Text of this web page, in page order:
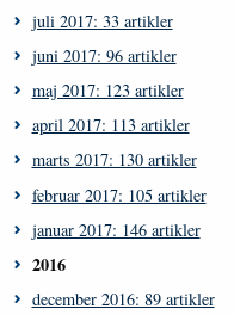
juli 2017: 33 artikler
juni 2017: 96 artikler
maj 2017: 123 artikler
april 2017: 113 artikler
marts 2017: 130 artikler
februar 2017: 105 artikler
januar 2017: 146 artikler
2016
december 2016: 89 artikler